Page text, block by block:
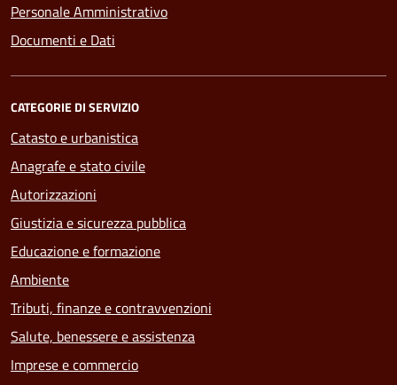
Personale Amministrativo
Documenti e Dati
CATEGORIE DI SERVIZIO
Catasto e urbanistica
Anagrafe e stato civile
Autorizzazioni
Giustizia e sicurezza pubblica
Educazione e formazione
Ambiente
Tributi, finanze e contravvenzioni
Salute, benessere e assistenza
Imprese e commercio